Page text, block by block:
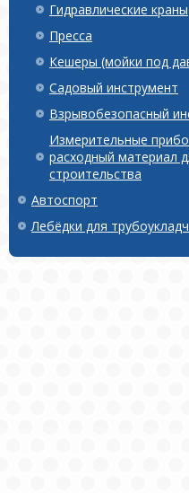
Гидравлические краны
Пресса
Кешеры (мойки под
Садовый инструмент
Взрывобезопасный
Измерительные
расходный материал
строительства
Автоспорт
Лебёдки для